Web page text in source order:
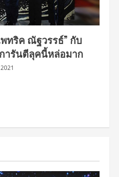
ทริค ณัฐวรรธ์” กับ
ารันตีลุคนี้หล่อมาก